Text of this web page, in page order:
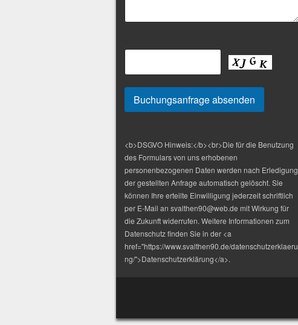
<b>DSGVO Hinweis:</b><br>Die für die Benutzung
des Formulars von uns erhobenen
personenbezogenen Daten werden nach Erledigung
der gestellten Anfrage automatisch gelöscht. Sie
können Ihre erteilte Einwilligung jederzeit schriftlich
per E-Mail an svalthen90@web.de mit Wirkung für
die Zukunft widerrufen. Weitere Informationen zum
Datenschutz finden Sie in der <a
href="https://www.svalthen90.de/datenschutzerklaeru
ng/">Datenschutzerklärung</a>.